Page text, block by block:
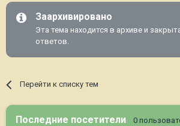
Заархивировано
Эта тема находится в архиве и
ответов.
Перейти к списку тем
Последние посетители 0